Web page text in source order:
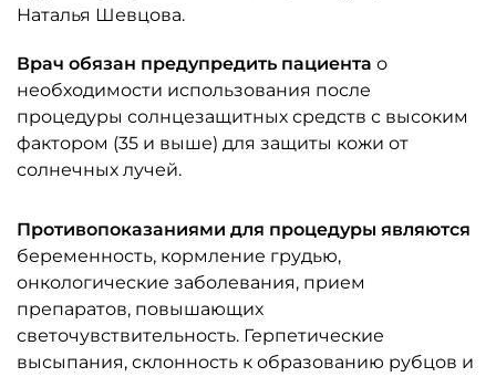
Наталья Шевцова.
Врач обязан предупредить пациента о
необходимости использования после
процедуры солнцезащитных средств с высоким
фактором (35 и выше) для защиты кожи от
солнечных лучей.
Противопоказаниями для процедуры являются
беременность, кормление грудью,
онкологические заболевания, прием
препаратов, повышающих
светочувствительность. Герпетические
высыпания, склонность к образованию рубцов и